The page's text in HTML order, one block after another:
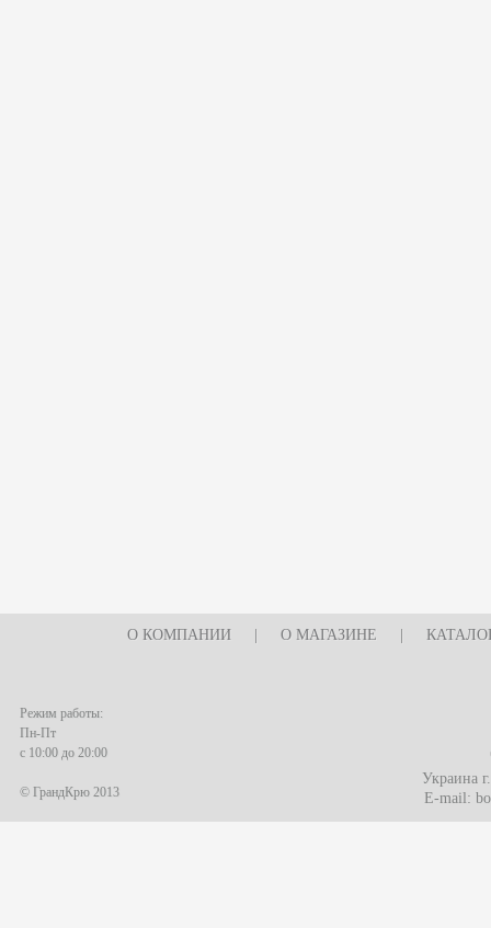
О КОМПАНИИ О МАГАЗИНЕ
Режим работы:
Пн-Пт
с 10:00 до 20:00
© ГрандКрю 2013
Украина
E-mail: